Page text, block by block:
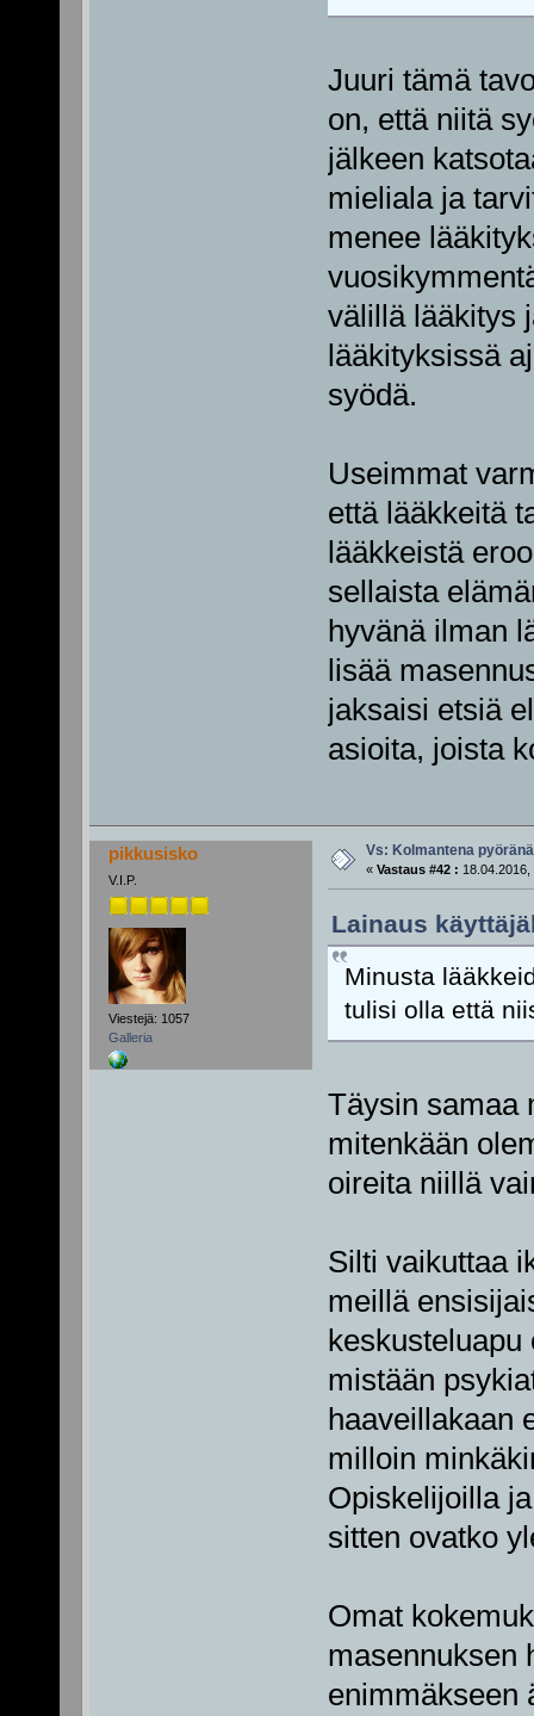
Juuri tämä
on, että niitä
jälkeen
mieliala ja
menee
välillä lääkitys
lääkityksissä
syödä.
Useimmat
että lääkkeitä
lääkkeistä
sellaista
hyvänä ilman
lisää
jaksaisi etsiä
asioita, joista
pikkusisko
V.I.P.
Viestejä: 1057
Galleria
Vs: Kolmantena
« Vastaus #42 : 18.04.2016,
Lainaus
Minusta
tulisi olla että
Täysin samaa
mitenkään
oireita niillä
Silti vaikuttaa
meillä
mistään
haaveillakaan
milloin
Opiskelijoilla
sitten ovatko
Omat
masennuksen
enimmäkseen